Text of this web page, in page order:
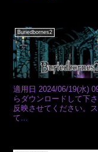
Buriedbornes2
適用日 2024/06/19(水)
らダウンロードして下
反映させてください。
て...